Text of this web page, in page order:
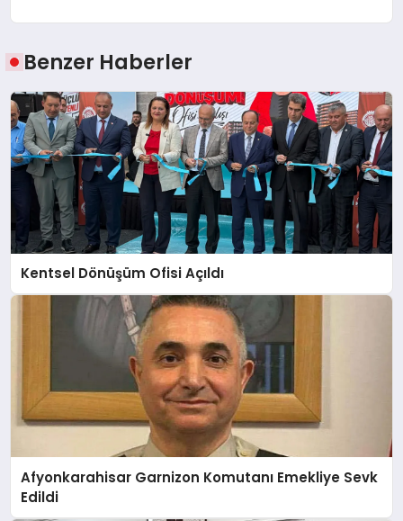
Benzer Haberler
Kentsel Dönüşüm Ofisi Açıldı
Afyonkarahisar Garnizon Komutanı Emekliye Sevk
Edildi